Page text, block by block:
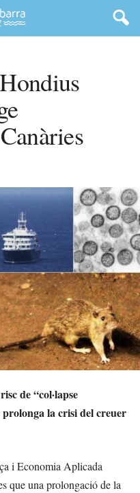
de “col·lapse
la crisi del creuer
i Economia Aplicada
que una prolongació de la